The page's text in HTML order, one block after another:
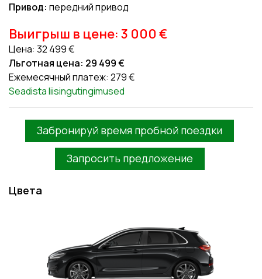
Привод: передний привод
Выигрыш в цене: 3 000 €
Цена: 32 499 €
Льготная цена: 29 499 €
Ежемесячный платеж: 279 €
Seadista liisingutingimused
Забронируй время пробной поездки
Запросить предложение
Цвета